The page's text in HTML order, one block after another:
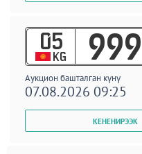
05
KG 999
Аукцион башталган күнү
07.08.2026 09:25